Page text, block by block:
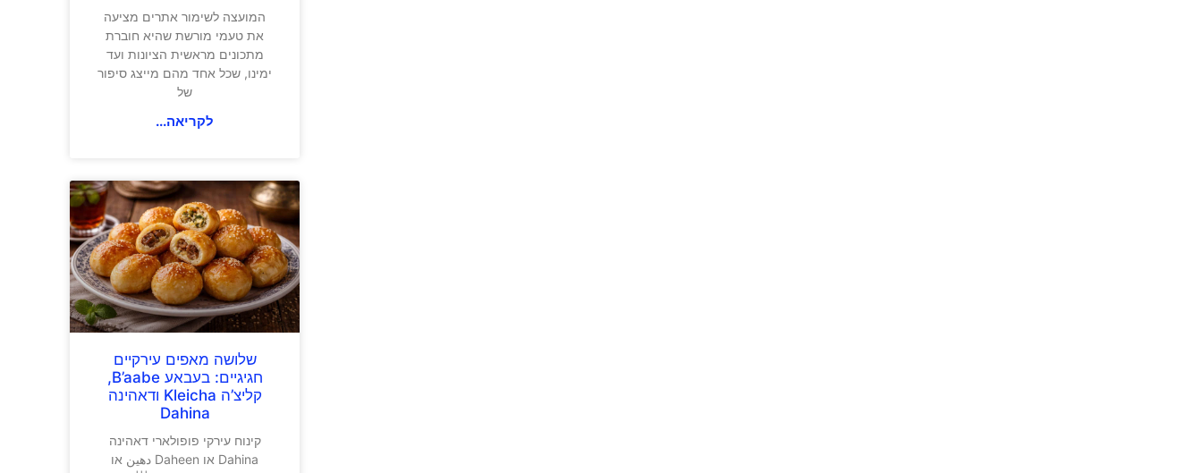
המועצה לשימור אתרים מציעה
את טעמי מורשת שהיא חוברת
מתכונים מראשית הציונות ועד
ימינו, שכל אחד מהם מייצג סיפור
של
לקריאה...
שלושה מאפים עירקיים
חגיגיים: בעבאע B’aabe,
קליצ’ה Kleicha ודאהינה
Dahina
קינוח עירקי פופולארי דאהינה
Dahina או Daheen دهين או